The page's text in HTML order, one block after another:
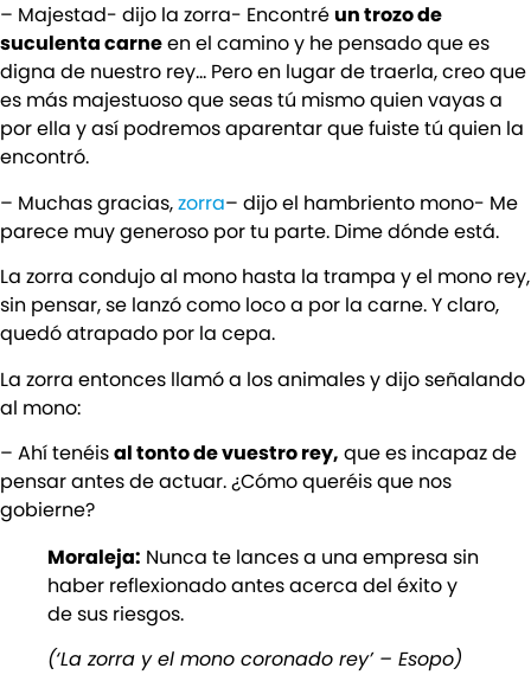
– Majestad- dijo la zorra- Encontréun trozo de
suculenta carneen el camino y he pensado que es
digna de nuestro rey… Pero en lugar de traerla, creo que
es más majestuoso que seas tú mismo quien vayas a
por ella y así podremos aparentar que fuiste tú quien la
encontró.
– Muchas gracias,zorra– dijo el hambriento mono- Me
parece muy generoso por tu parte. Dime dónde está.
La zorra condujo al mono hasta la trampa y el mono rey,
sin pensar, se lanzó como loco a por la carne. Y claro,
quedó atrapado por la cepa.
La zorra entonces llamó a los animales y dijo señalando
al mono:
– Ahí tenéisal tonto de vuestro rey, que es incapaz de
pensar antes de actuar. ¿Cómo queréis que nos
gobierne?
Moraleja: Nunca te lances a una empresa sin
haber reflexionado antes acerca del éxito y
de sus riesgos.
(‘La zorra y el mono coronado rey’ – Esopo)